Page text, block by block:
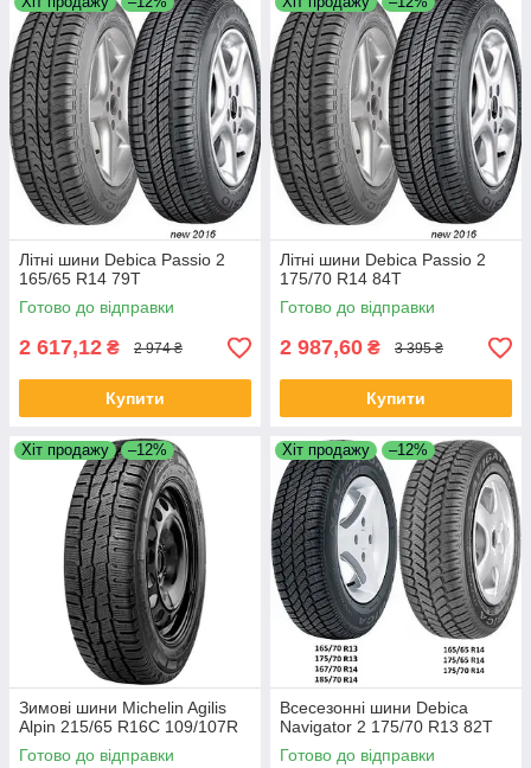
Літні шини Debica Passio 2
165/65 R14 79T
Готово до відправки
2 617,12 ₴ 2 974 ₴
Купити
Літні шини Debica Passio 2
175/70 R14 84T
Готово до відправки
2 987,60 ₴ 3 395 ₴
Купити
Хіт продажу –12%
Зимові шини Michelin Agilis
Alpin 215/65 R16C 109/107R
Готово до відправки
Хіт продажу –12%
Всесезонні шини Debica
Navigator 2 175/70 R13 82T
Готово до відправки